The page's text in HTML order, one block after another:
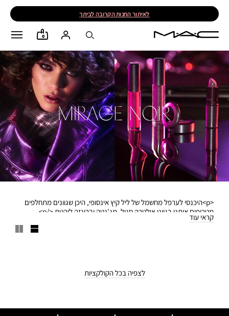
לאיתור החנות הקרובה לביתך
0
<p>היכנסי לערפל מחשמל של ליל קיץ אינסופי, היכן שגוונים מתחלפים
מטריפים אותנו בגווני אולטרה סגול, מג'נטה וברונזה לוהטת.</p>
קראי עוד
לצפיה בכל הקולקציות